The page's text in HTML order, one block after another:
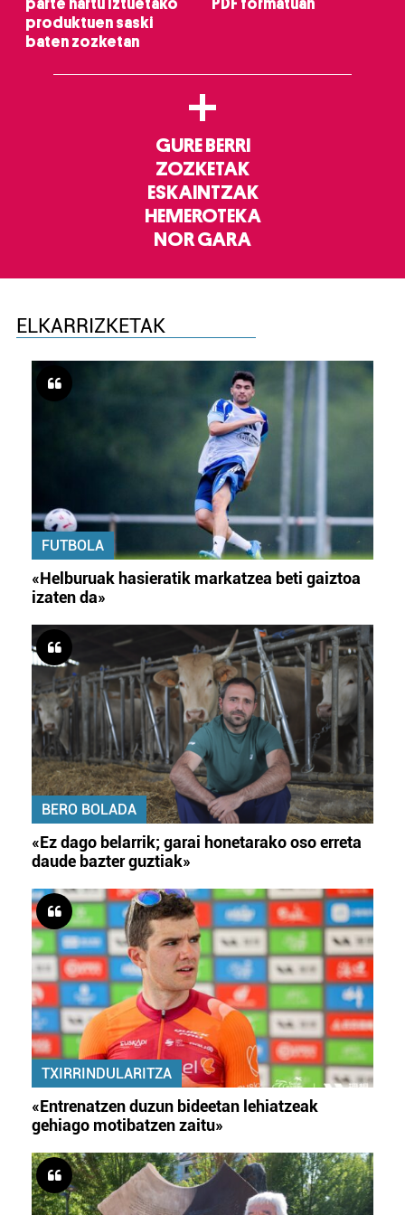
parte hartu Iztuetako
produktuen saski
baten zozketan
PDF formatuan
+
GURE BERRI
ZOZKETAK
ESKAINTZAK
HEMEROTEKA
NOR GARA
ELKARRIZKETAK
FUTBOLA
«Helburuak hasieratik markatzea beti gaiztoa
izaten da»
BERO BOLADA
«Ez dago belarrik; garai honetarako oso erreta
daude bazter guztiak»
TXIRRINDULARITZA
«Entrenatzen duzun bideetan lehiatzeak
gehiago motibatzen zaitu»